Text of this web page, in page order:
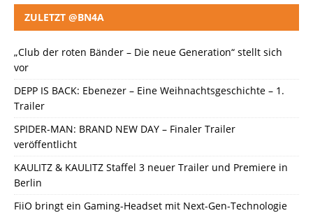
ZULETZT @BN4A
„Club der roten Bänder – Die neue Generation“ stellt sich
vor
DEPP IS BACK: Ebenezer – Eine Weihnachtsgeschichte – 1.
Trailer
SPIDER-MAN: BRAND NEW DAY – Finaler Trailer
veröffentlicht
KAULITZ & KAULITZ Staffel 3 neuer Trailer und Premiere in
Berlin
FiiO bringt ein Gaming-Headset mit Next-Gen-Technologie